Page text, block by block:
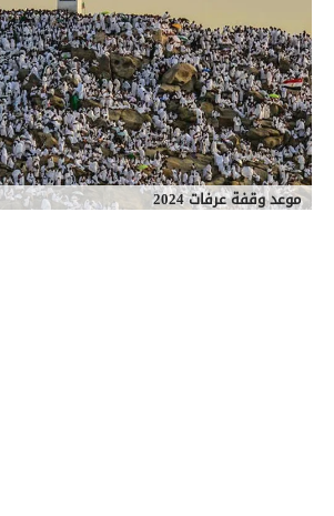
موعد وقفة عرفات 2024